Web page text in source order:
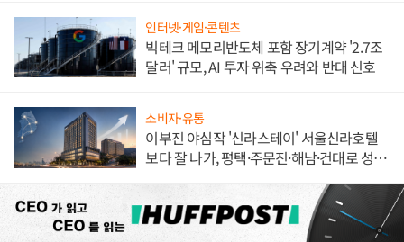
인터넷·게임·콘텐츠
빅테크 메모리반도체 포함 장기계약 '2.7조
달러' 규모, AI 투자 위축 우려와 반대 신호
소비자·유통
이부진 야심작 '신라스테이' 서울신라호텔
보다 잘 나가, 평택·주문진·해남·건대로 성